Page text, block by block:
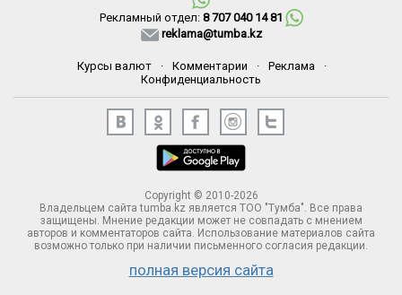
Рекламный отдел: 8 707 040 14 81
reklama@tumba.kz
Курсы валют · Комментарии · Реклама
·
Конфиденциальность
Copyright © 2010-2026
Владельцем сайта tumba.kz является ТОО "Тумба". Все права
защищены. Мнение редакции может не совпадать с мнением
авторов и комментаторов сайта. Использование материалов сайта
возможно только при наличии письменного согласия редакции.
полная версия сайта